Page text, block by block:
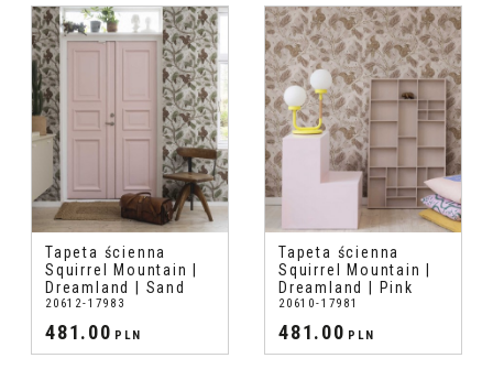
Tapeta ścienna
Squirrel Mountain |
Dreamland | Sand
20612-17983
481.00 PLN
Tapeta ścienna
Squirrel Mountain |
Dreamland | Pink
20610-17981
481.00 PLN